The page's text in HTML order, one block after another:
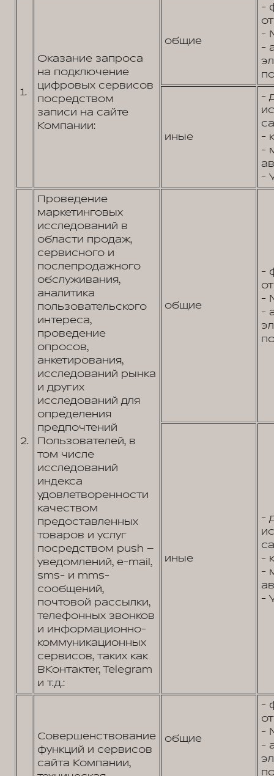
1.
Оказание запроса
на подключение
цифровых сервисов
посредством
записи на сайте
Компании:
общие
-
-
-
иные
-
-
-
-
2.
Проведение
маркетинговых
исследований в
области продаж,
сервисного и
послепродажного
обслуживания,
аналитика
пользовательского
интереса,
проведение
опросов,
анкетирования,
исследований рынка
и других
исследований для
определения
предпочтений
Пользователей, в
том числе
исследований
индекса
удовлетворенности
качеством
предоставленных
товаров и услуг
посредством push –
уведомлений, e-mail,
sms- и mms-
сообщений,
почтовой рассылки,
телефонных звонков
и информационно-
коммуникационных
сервисов, таких как
ВКонтактеr, Telegram
и т.д.:
общие
-
-
-
иные
-
-
-
-
Совершенствование
функций и сервисов
сайта Компании,
общие
-
-
-